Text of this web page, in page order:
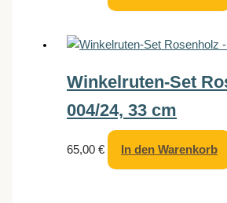
Winkelruten-Set
004/24, 33 cm
65,00€ In den Warenkorb